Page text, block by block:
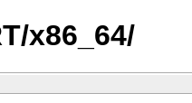
x86_64/